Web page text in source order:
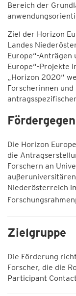
Bereich der
Ziel der Horizon
Landes
Europe“-Anträgen
Europe“-Projekte
„Horizon 2020“
Forscherinnen
Die Horizon
die
Forschern an
Niederösterreich
Zielgruppe
Die Förderung
Forscher, die die
Participant